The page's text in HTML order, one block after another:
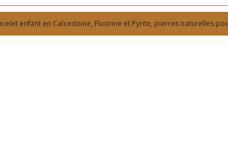
enfant en Calcedoine, Fluorine et Pyrite, pierres naturelles